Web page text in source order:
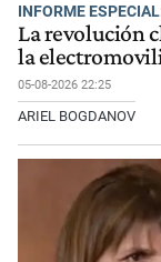
INFORME
La revolución
la
05-08-2026 22:25
ARIEL BOGDANOV